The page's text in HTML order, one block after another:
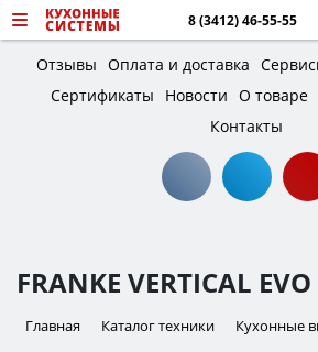
8 (3412) 46-55-55
Отзывы Оплата и доставка
Сертификаты
Новости О товаре
Контакты
FRANKE VERTICAL
Главная Каталог техники Кухонные